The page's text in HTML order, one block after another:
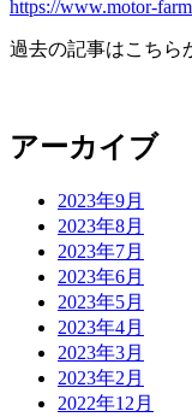
https://www.motor-
過去の記事はこちら
アーカイブ
2023年9月
2023年8月
2023年7月
2023年6月
2023年5月
2023年4月
2023年3月
2023年2月
2022年12月